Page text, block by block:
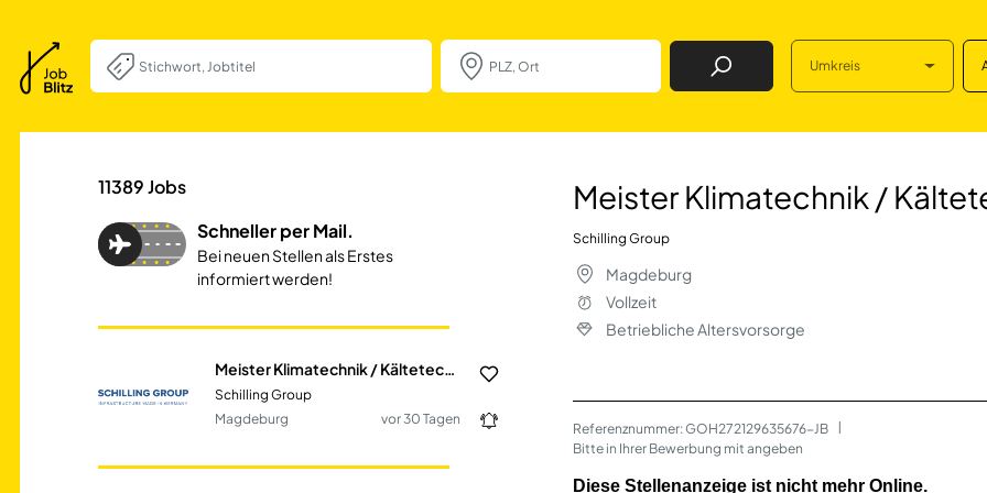
Job Finden Umkreis
Meister Klimatechnik /
11389Jobs
Schneller per Mail.
Bei neuen Stellen als Erstes
informiert werden!
Meister Klimatechnik / Kältetechnik (m/w/d)
Schilling Group
Magdeburg
vor 30 Tagen
Meister Klimatechnik /
Schilling Group
Magdeburg
Vollzeit
Betriebliche Altersvorsorge
Referenznummer: GOH272129635676-JB
Bitte in Ihrer Bewerbung mit angeben